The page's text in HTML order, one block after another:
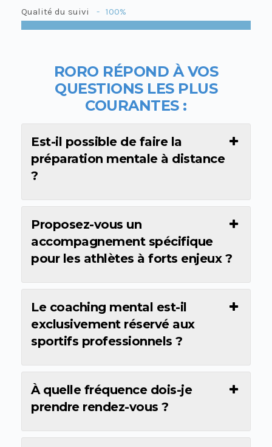
Qualité du suivi 100%
RORO RÉPOND À VOS
QUESTIONS LES PLUS
COURANTES :
Est-il possible de faire la
préparation mentale à distance
?
Proposez-vous un
accompagnement spécifique
pour les athlètes à forts enjeux ?
Le coaching mental est-il
exclusivement réservé aux
sportifs professionnels ?
À quelle fréquence dois-je
prendre rendez-vous ?